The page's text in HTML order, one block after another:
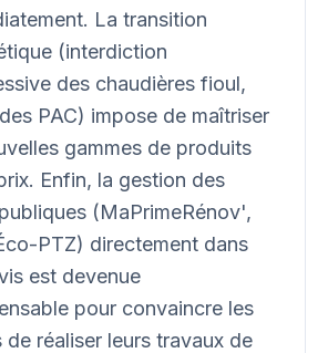
La transition
(interdiction
des chaudières fioul,
PAC) impose de maîtriser
gammes de produits
Enfin, la gestion des
(MaPrimeRénov',
PTZ) directement dans
est devenue
pour convaincre les
de réaliser leurs travaux de